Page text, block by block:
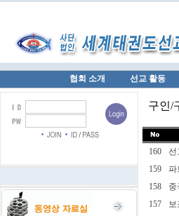
협회 소개 선교 활동
구인/
160 선
159
파
158
중
157
보